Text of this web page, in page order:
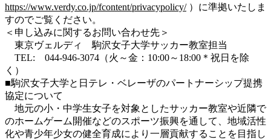
https://www.verdy.co.jp/fcontent/privacypolicy/）に準拠いたしま
すのでご覧ください。
＜申し込みに関するお問い合わせ先＞
東京ヴェルディ 駒沢女子大学サッカー教室担当
TEL: 044-946-3074（火～金：10:00～18:00＊祝日を除
く）
■駒沢女子大学と日テレ・ベレーザのパートナーシップ提携
協定について
地元の小・中学生女子を対象としたサッカー教室や近隣で
のホームゲーム開催などのスポーツ振興を通して、地域活性
化や青少年少女の健全育成により一層貢献することを目指し